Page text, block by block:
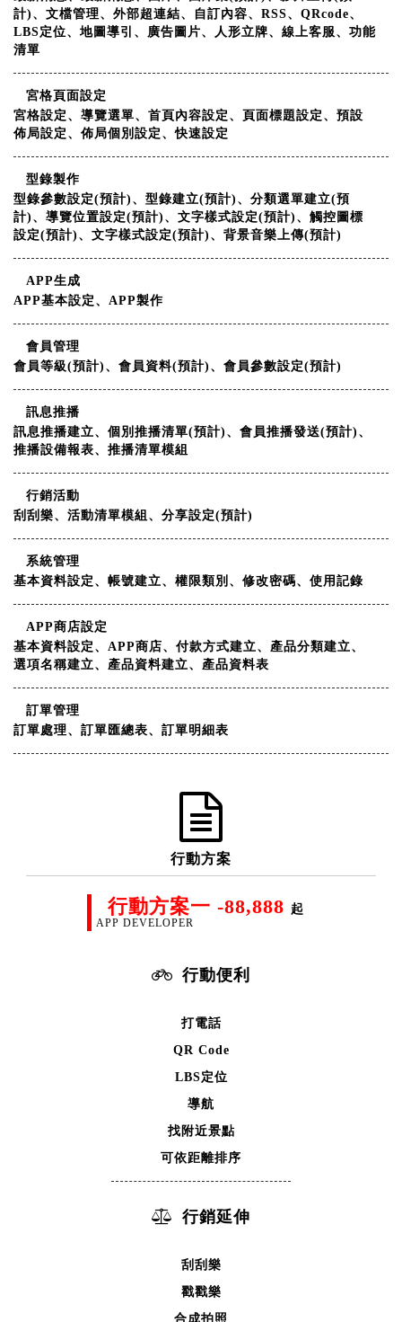
計)、文檔管理、外部超連結、自訂內容、RSS、QRcode、
LBS定位、地圖導引、廣告圖片、人形立牌、線上客服、功能
清單
宮格頁面設定
宮格設定、導覽選單、首頁內容設定、頁面標題設定、預設
佈局設定、佈局個別設定、快速設定
型錄製作
型錄參數設定(預計)、型錄建立(預計)、分類選單建立(預
計)、導覽位置設定(預計)、文字樣式設定(預計)、觸控圖標
設定(預計)、文字樣式設定(預計)、背景音樂上傳(預計)
APP生成
APP基本設定、APP製作
會員管理
會員等級(預計)、會員資料(預計)、會員參數設定(預計)
訊息推播
訊息推播建立、個別推播清單(預計)、會員推播發送(預計)、
推播設備報表、推播清單模組
行銷活動
刮刮樂、活動清單模組、分享設定(預計)
系統管理
基本資料設定、帳號建立、權限類別、修改密碼、使用記錄
APP商店設定
基本資料設定、APP商店、付款方式建立、產品分類建立、
選項名稱建立、產品資料建立、產品資料表
訂單管理
訂單處理、訂單匯總表、訂單明細表
行動方案
行動方案一 -88,888 起
APP DEVELOPER
行動便利
打電話
QR Code
LBS定位
導航
找附近景點
可依距離排序
行銷延伸
刮刮樂
戳戳樂
合成拍照